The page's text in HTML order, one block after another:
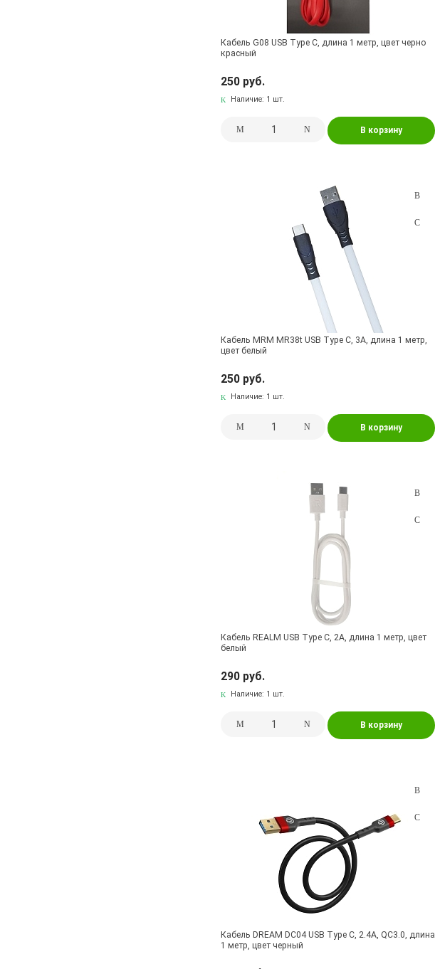
Кабель G08 USB Type C, длина 1 метр, цвет черно
красный
250 руб.
Наличие: 1 шт.
В корзину
Кабель MRM MR38t USB Type C, 3A, длина 1 метр,
цвет белый
250 руб.
Наличие: 1 шт.
В корзину
Кабель REALM USB Type C, 2A, длина 1 метр, цвет
белый
290 руб.
Наличие: 1 шт.
В корзину
Кабель DREAM DC04 USB Type C, 2.4A, QC3.0, длина
1 метр, цвет черный